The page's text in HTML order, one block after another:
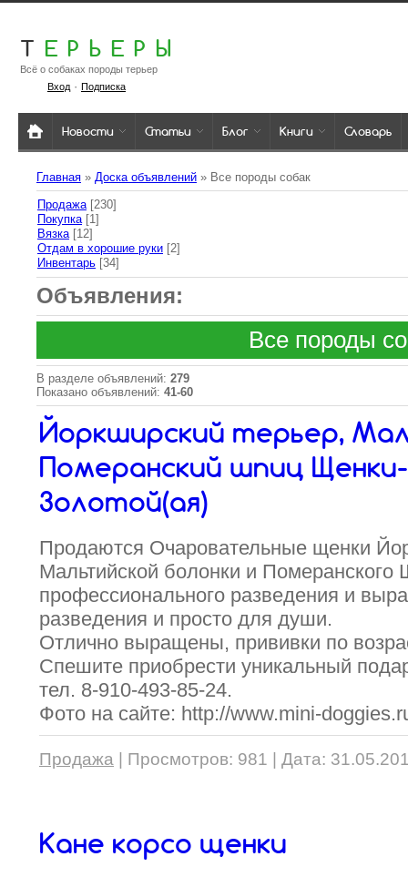
Т ЕРЬЕРЫ
Всё о собаках породы терьер
Вход· Подписка
Новости Статьи Блог Книги Словарь
Главная » Доска объявлений » Все породы собак
Продажа [230]
Покупка [1]
Вязка [12]
Отдам в хорошие руки [2]
Инвентарь [34]
Объявления:
Все породы
В разделе объявлений: 279
Показано объявлений: 41-60
Йоркширский терьер,
Померанский шпиц
Золотой(ая)
Продаются Очаровательные щенки
Мальтийской болонки и Померанского
профессионального разведения и
разведения и просто для души.
Отлично выращены, прививки по
Спешите приобрести уникальный
тел. 8-910-493-85-24.
Фото на сайте: http://www.mini-
Продажа Просмотров: 981 Дата:
Кане корсо щенки